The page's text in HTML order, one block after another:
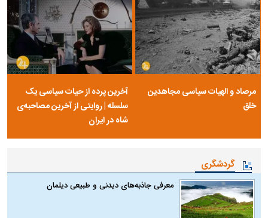
مرصاد و الهیات سیاسی مجاهدین
خلق
آخرین پرده از حیات سیاسی یک
سلسله | روایتی از آخرین مصاحبه‌ی
شاه در ایران
گردشگری
معرفی جاذبه‌های دیدنی و طبیعی دیلمان